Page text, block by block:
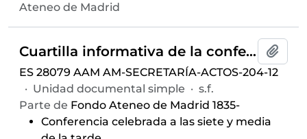
Ateneo de Madrid
Cuartilla informativa de la conferencia "Reflejos condicionados de la vigilancia y patología psicosomática" ofrecida por Juan Rof Carballo, celebrada el 17 de febrero de 1958 en el Salón de Actos del Ateneo de Madrid y auspiciada por el Aula de Medicina
ES 28079 AAM AM-SECRETARÍA-ACTOS-204-12
· Unidad documental simple · s.f.
Parte de Fondo Ateneo de Madrid 1835-
Conferencia celebrada a las siete y media